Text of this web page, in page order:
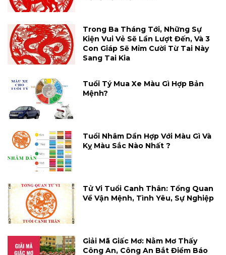
Trong Ba Tháng Tới, Những Sự
Kiện Vui Vẻ Sẽ Lần Lượt Đến, Và 3
Con Giáp Sẽ Mỉm Cười Từ Tai Này
Sang Tai Kia
Tuổi Tý Mua Xe Màu Gì Hợp Bản
Mệnh?
Tuổi Nhâm Dần Hợp Với Màu Gì Và
Kỵ Màu Sắc Nào Nhất ?
Tử Vi Tuổi Canh Thân: Tổng Quan
Về Vận Mệnh, Tình Yêu, Sự Nghiệp
Giải Mã Giấc Mơ: Nằm Mơ Thấy
Công An, Công An Bắt Điềm Báo